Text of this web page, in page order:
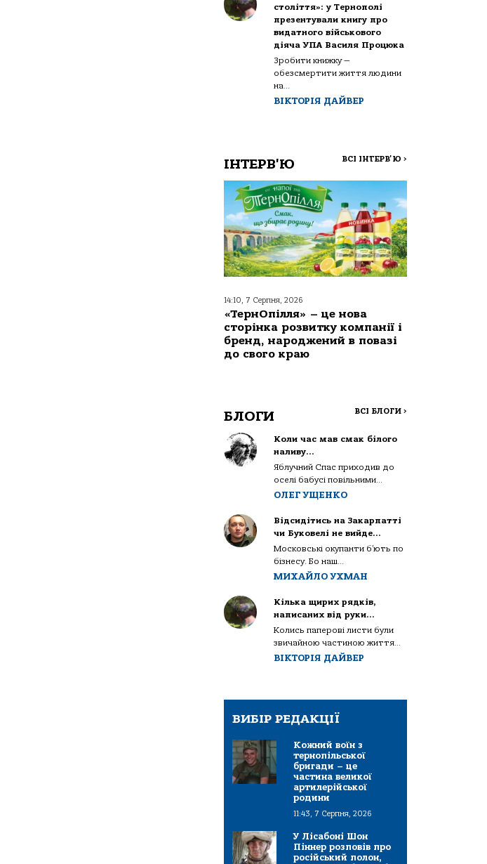
століття»: у Тернополі
презентували книгу про
видатного військового
діяча УПА Василя Процюка
Зробити книжку —
обезсмертити життя людини
на...
ВІКТОРІЯ ДАЙВЕР
ІНТЕРВ'Ю ВСІ ІНТЕРВ'Ю >
14:10, 7 Серпня, 2026
«ТернОпілля» – це нова
сторінка розвитку компанії і
бренд, народжений в повазі
до свого краю
БЛОГИ ВСІ БЛОГИ >
Коли час мав смак білого
наливу…
Яблучний Спас приходив до
оселі бабусі повільними...
ОЛЕГ УЩЕНКО
Відсидітись на Закарпатті
чи Буковелі не вийде…
Московські окупанти б’ють по
бізнесу. Бо наш...
МИХАЙЛО УХМАН
Кілька щирих рядків,
написаних від руки…
Колись паперові листи були
звичайною частиною життя...
ВІКТОРІЯ ДАЙВЕР
ВИБІР РЕДАКЦІЇ
Кожний воїн з
тернопільської
бригади – це
частина великої
артилерійської
родини
11:43, 7 Серпня, 2026
У Лісабоні Шон
Піннер розповів про
російський полон,